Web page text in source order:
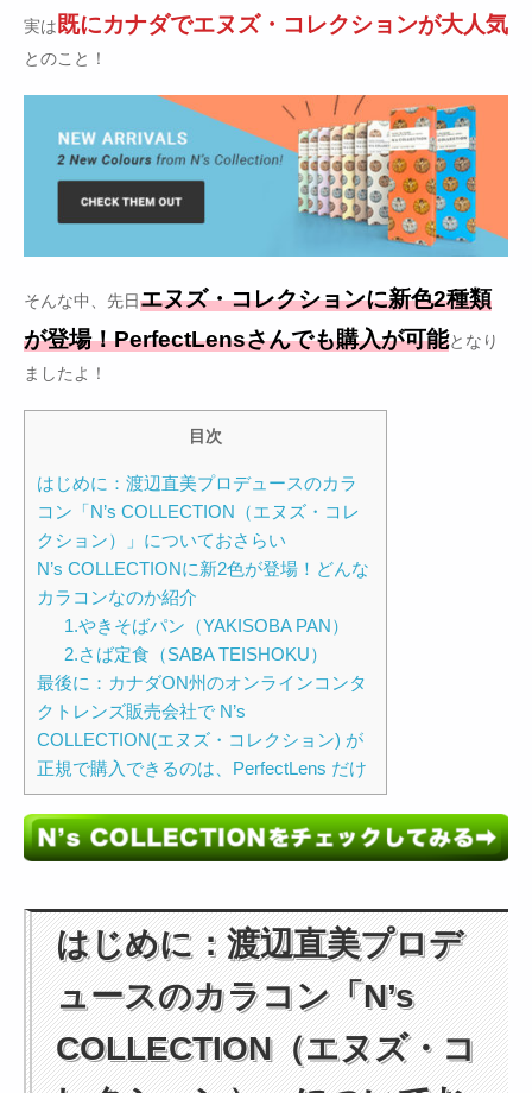
実は 既にカナダでエヌズ・コレクションが大人気
とのこと！
そんな中、先日エヌズ・コレクションに新色2種類
が登場！PerfectLensさんでも購入が可能となり
ましたよ！
目次
はじめに：渡辺直美プロデュースのカラ
コン「N’s COLLECTION（エヌズ・コレ
クション）」についておさらい
N’s COLLECTIONに新2色が登場！どんな
カラコンなのか紹介
1.やきそばパン（YAKISOBA PAN）
2.さば定食（SABA TEISHOKU）
最後に：カナダON州のオンラインコンタ
クトレンズ販売会社で N’s
COLLECTION(エヌズ・コレクション) が
正規で購入できるのは、PerfectLens だけ
はじめに：渡辺直美プロデ
ュースのカラコン「N’s
COLLECTION（エヌズ・コ